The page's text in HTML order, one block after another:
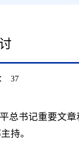
37
总书记重要文章
持。